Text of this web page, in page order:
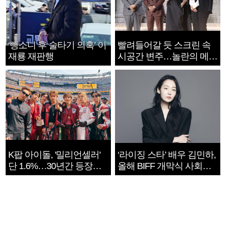
‘뺑소니 후 술타기 의혹’ 이
재룡 재판행
빨려들어갈 듯 스크린 속
시공간 변주…놀란의 메시
지는 ‘전쟁 속죄’
K팝 아이돌, '밀리언셀러'
단 1.6%…30년간 등장
1182개팀 전수조사
‘라이징 스타’ 배우 김민하,
올해 BIFF 개막식 사회자
확정